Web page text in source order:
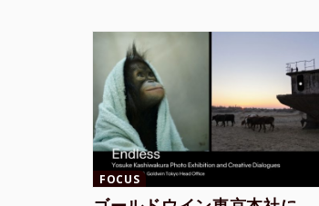
FOCUS
ゴールドウイン東京本社に
て、フォトグラファー柏倉陽